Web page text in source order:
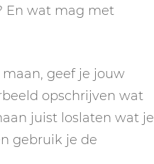
En wat mag met
geef je jouw
opschrijven wat
juist loslaten wat je
gebruik je de